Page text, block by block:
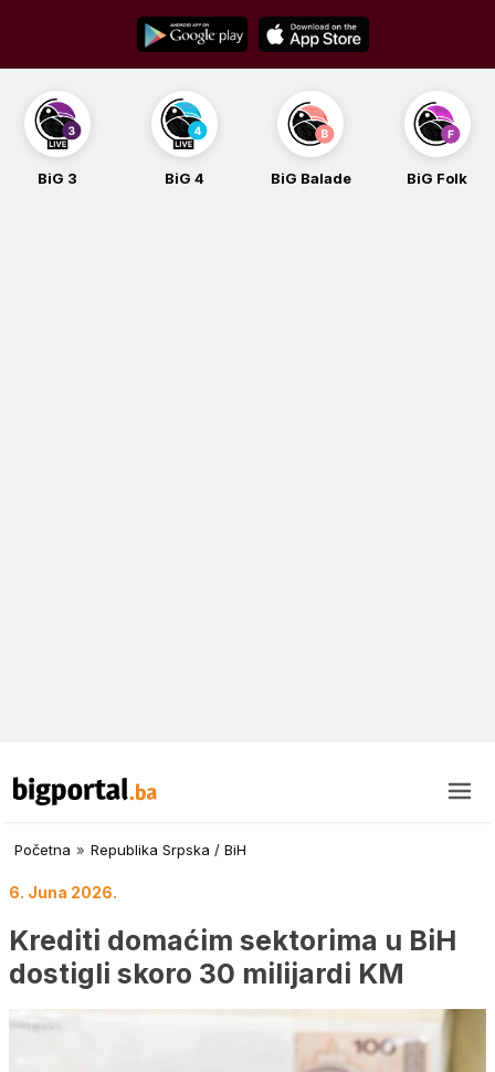
content
BiG 3 BiG 4 BiG Balade BiG Folk
Početna » Republika Srpska / BiH
6. Juna 2026.
Krediti domaćim sektorima u BiH
dostigli skoro 30 milijardi KM